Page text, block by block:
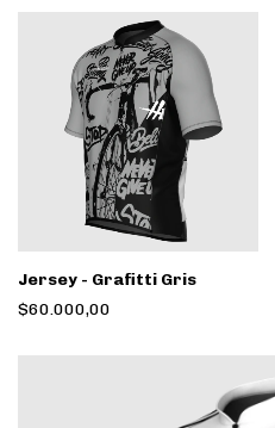
Jersey - Grafitti Gris
$60.000,00